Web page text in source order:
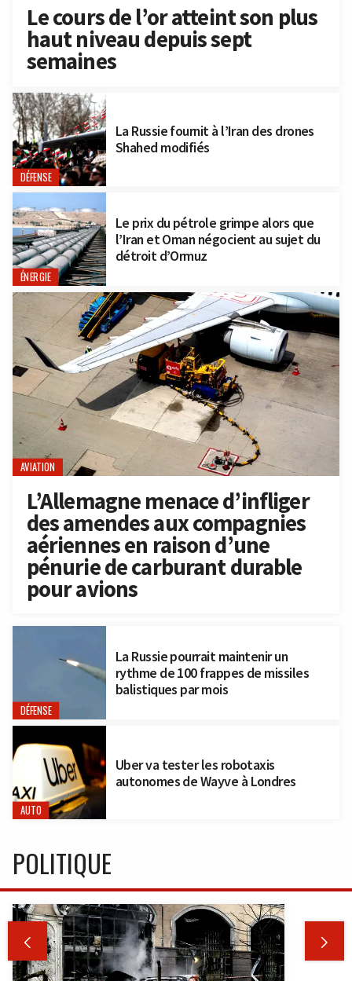
Le cours de l’or atteint son plus
haut niveau depuis sept
semaines
DÉFENSE
La Russie fournit à l’Iran des drones
Shahed modifiés
ÉNERGIE
Le prix du pétrole grimpe alors que
l’Iran et Oman négocient au sujet du
détroit d’Ormuz
AVIATION
L’Allemagne menace d’infliger
des amendes aux compagnies
aériennes en raison d’une
pénurie de carburant durable
pour avions
DÉFENSE
La Russie pourrait maintenir un
rythme de 100 frappes de missiles
balistiques par mois
AUTO
Uber va tester les robotaxis
autonomes de Wayve à Londres
POLITIQUE
 